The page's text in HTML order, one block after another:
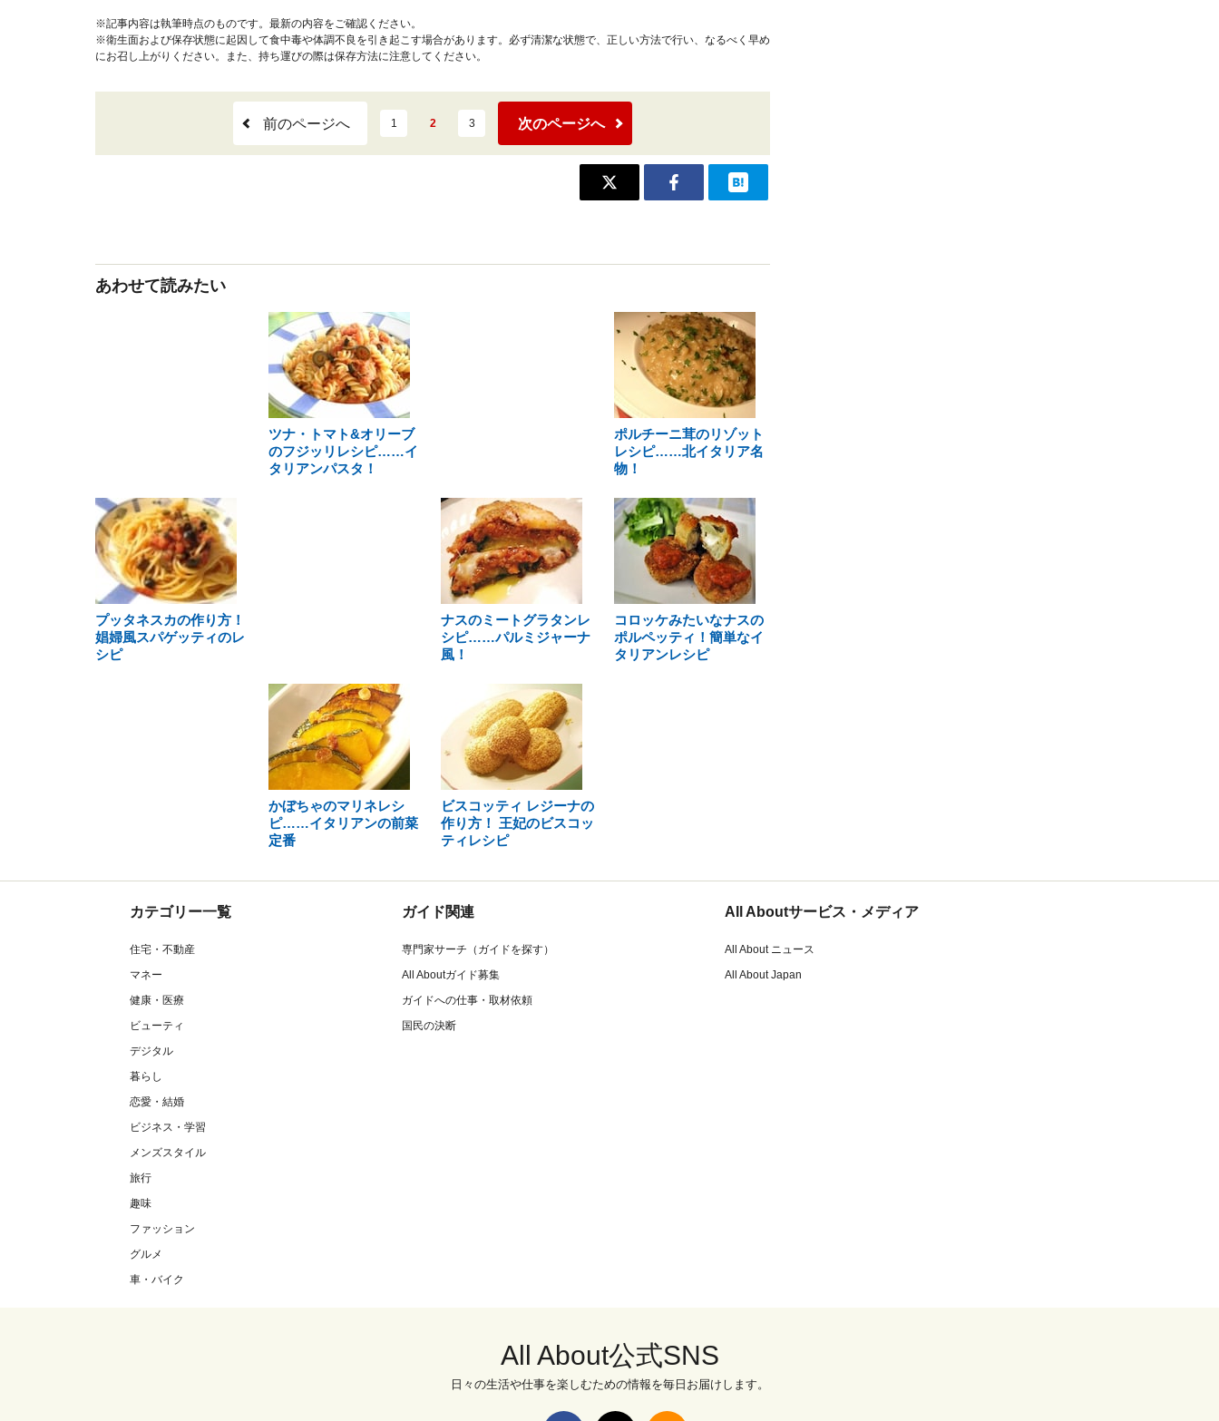
※記事内容は執筆時点のものです。最新の内容をご確認ください。
※衛生面および保存状態に起因して食中毒や体調不良を引き起こす場合があります。必ず清潔な状態で、正しい方法で行い、なるべく早め
にお召し上がりください。また、持ち運びの際は保存方法に注意してください。
前のページへ 1 2 3 次のページへ
あわせて読みたい
ツナ・トマト&オリーブ
のフジッリレシピ……イ
タリアンパスタ！
ポルチーニ茸のリゾット
レシピ……北イタリア名
物！
プッタネスカの作り方！
娼婦風スパゲッティのレ
シピ
ナスのミートグラタンレ
シピ……パルミジャーナ
風！
コロッケみたいなナスの
ポルペッティ！簡単なイ
タリアンレシピ
かぼちゃのマリネレシ
ピ……イタリアンの前菜
定番
ビスコッティ レジーナの
作り方！ 王妃のビスコッ
ティレシピ
カテゴリー一覧
住宅・不動産
マネー
健康・医療
ビューティ
デジタル
暮らし
恋愛・結婚
ビジネス・学習
メンズスタイル
旅行
趣味
ファッション
グルメ
車・バイク
ガイド関連
専門家サーチ（ガイドを探す）
All Aboutガイド募集
ガイドへの仕事・取材依頼
国民の決断
All Aboutサービス・メディア
All About ニュース
All About Japan
All About公式SNS
日々の生活や仕事を楽しむための情報を毎日お届けします。